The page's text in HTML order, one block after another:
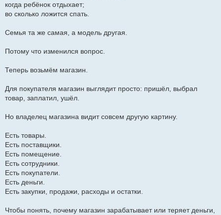
когда ребёнок отдыхает;
во сколько ложится спать.
Семья та же самая, а модель другая.
Потому что изменился вопрос.
Теперь возьмём магазин.
Для покупателя магазин выглядит просто: пришёл, выбрал
товар, заплатил, ушёл.
Но владелец магазина видит совсем другую картину.
Есть товары.
Есть поставщики.
Есть помещение.
Есть сотрудники.
Есть покупатели.
Есть деньги.
Есть закупки, продажи, расходы и остатки.
Чтобы понять, почему магазин зарабатывает или теряет деньги,